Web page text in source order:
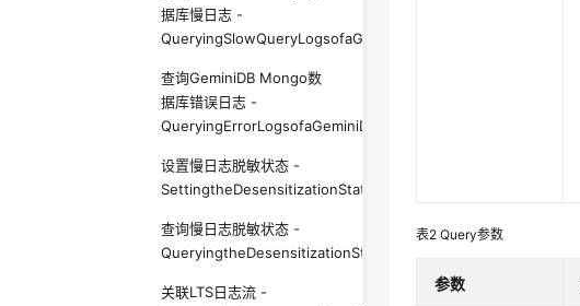
据库慢日志 -
QueryingSlowQueryLogsofaGeminiDBMongoInstance
查询GeminiDB Mongo数
据库错误日志 -
QueryingErrorLogsofaGeminiDBMongoInstance
设置慢日志脱敏状态 -
SettingtheDesensitizationStatusofSlowQueryLogs
查询慢日志脱敏状态 -
QueryingtheDesensitizationStatusofSlowQueryLogs
关联LTS日志流 -
表2Query参数
参数